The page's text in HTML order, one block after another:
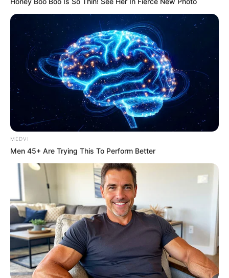
personel dan SAR
dodie foxbat 11/09/2013
NBO105 dg HMP Batle provent deh-penerbad
musti teruz pertahankn maksimal kan NBO105
sbg lightatack meski dah ada MI35-AH64E-
AS552fenec-selain AD-penerbal jg’pake NBO105
muzti makzimal in dg HMP12,7mm-FFAR tuk
donk ah-ap lg budget udah gde-sambil nunggu
MEDVI
Men 45+ Are Trying This To Perform Better